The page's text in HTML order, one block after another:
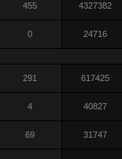
455 4327382
0 24716
291 617425
4 40827
69 31747